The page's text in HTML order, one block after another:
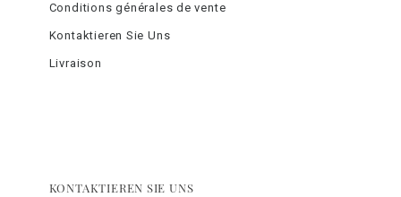
Conditions générales de vente
Kontaktieren Sie Uns
Livraison
KONTAKTIEREN SIE UNS